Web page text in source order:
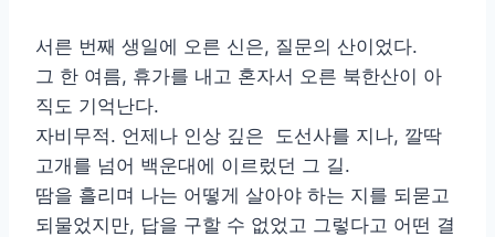
서른 번째 생일에 오른 신은, 질문의 산이었다.
그 한 여름, 휴가를 내고 혼자서 오른 북한산이 아
직도 기억난다.
자비무적. 언제나 인상 깊은 도선사를 지나, 깔딱
고개를 넘어 백운대에 이르렀던 그 길.
땀을 흘리며 나는 어떻게 살아야 하는 지를 되묻고
되물었지만, 답을 구할 수 없었고 그렇다고 어떤 결